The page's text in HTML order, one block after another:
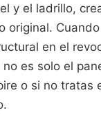
y el ladrillo,
original.
en el
no es solo el
o si no tratas